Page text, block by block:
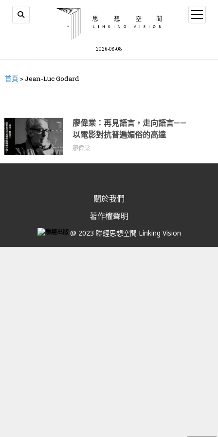
2026-08-08
首頁 >Jean-Luc Godard
廖偉棠：再見語言，走向語言——
以電影對抗普遍媚俗的高達
廖偉棠
關於我們
著作權聲明
@ 2023 聯經思想空間 Linking Vision